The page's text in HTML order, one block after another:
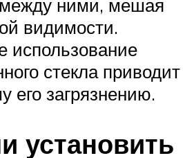
ними, мешая
видимости.
использование
стекла приводит
его загрязнению.
установить